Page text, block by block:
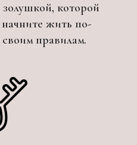
которой
жить по-
правилам.